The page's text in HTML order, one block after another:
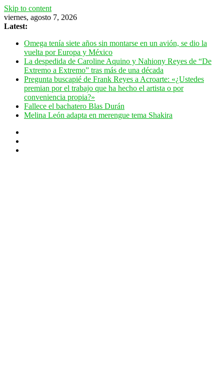
Skip to content
viernes, agosto 7, 2026
Latest:
Omega tenía siete años sin montarse en un avión, se dio la
vuelta por Europa y México
La despedida de Caroline Aquino y Nahiony Reyes de “De
Extremo a Extremo” tras más de una década
Pregunta buscapié de Frank Reyes a Acroarte: «¿Ustedes
premian por el trabajo que ha hecho el artista o por
conveniencia propia?»
Fallece el bachatero Blas Durán
Melina León adapta en merengue tema Shakira